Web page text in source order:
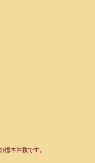
標本件数です。